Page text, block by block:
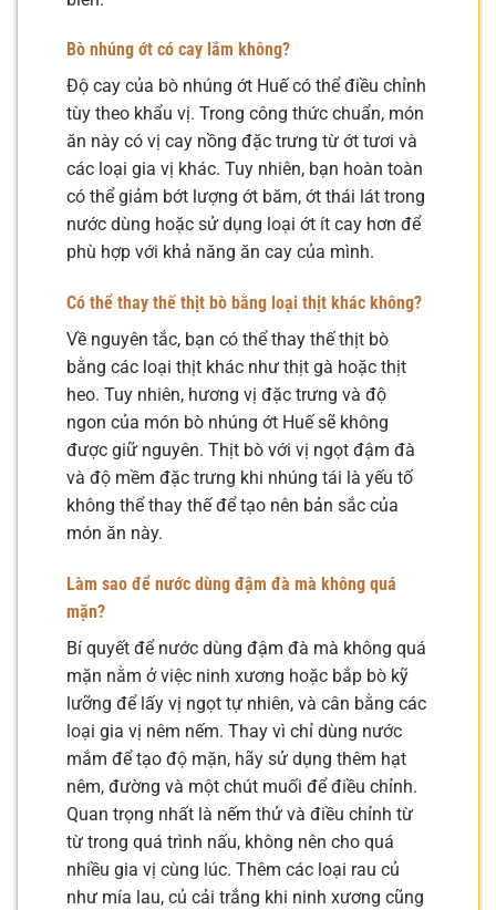
Bò nhúng ớt có cay lắm không?
Độ cay của bò nhúng ớt Huế có thể điều chỉnh
tùy theo khẩu vị. Trong công thức chuẩn, món
ăn này có vị cay nồng đặc trưng từ ớt tươi và
các loại gia vị khác. Tuy nhiên, bạn hoàn toàn
có thể giảm bớt lượng ớt băm, ớt thái lát trong
nước dùng hoặc sử dụng loại ớt ít cay hơn để
phù hợp với khả năng ăn cay của mình.
Có thể thay thế thịt bò bằng loại thịt khác không?
Về nguyên tắc, bạn có thể thay thế thịt bò
bằng các loại thịt khác như thịt gà hoặc thịt
heo. Tuy nhiên, hương vị đặc trưng và độ
ngon của món bò nhúng ớt Huế sẽ không
được giữ nguyên. Thịt bò với vị ngọt đậm đà
và độ mềm đặc trưng khi nhúng tái là yếu tố
không thể thay thế để tạo nên bản sắc của
món ăn này.
Làm sao để nước dùng đậm đà mà không quá
mặn?
Bí quyết để nước dùng đậm đà mà không quá
mặn nằm ở việc ninh xương hoặc bắp bò kỹ
lưỡng để lấy vị ngọt tự nhiên, và cân bằng các
loại gia vị nêm nếm. Thay vì chỉ dùng nước
mắm để tạo độ mặn, hãy sử dụng thêm hạt
nêm, đường và một chút muối để điều chỉnh.
Quan trọng nhất là nếm thử và điều chỉnh từ
từ trong quá trình nấu, không nên cho quá
nhiều gia vị cùng lúc. Thêm các loại rau củ
như mía lau, củ cải trắng khi ninh xương cũng